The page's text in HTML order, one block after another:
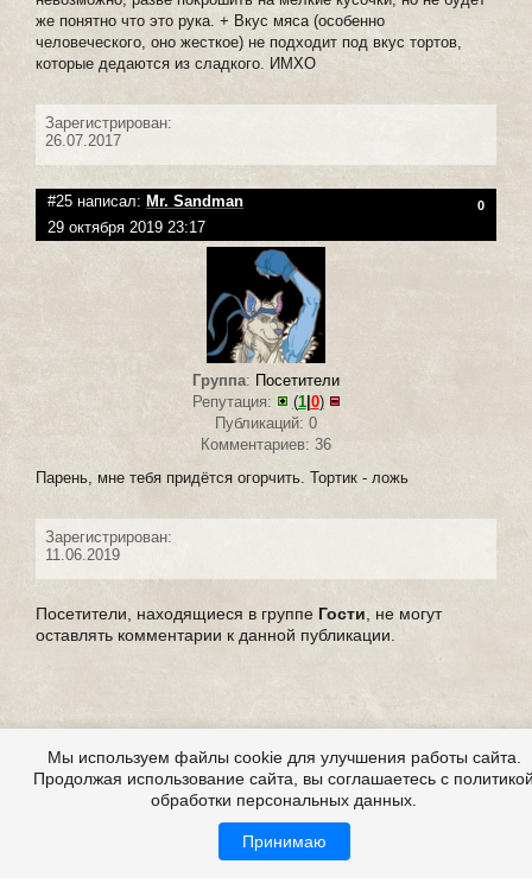
же понятно что это рука. + Вкус мяса (особенно
человеческого, оно жесткое) не подходит под вкус тортов,
которые дедаются из сладкого. ИМХО
Зарегистрирован:
26.07.2017
#25 написал: Mr. Sandman 0
29 октября 2019 23:17
Группа: Посетители
Репутация:
(1| 0)
Публикаций: 0
Комментариев: 36
Парень, мне тебя придётся огорчить. Тортик - ложь
Зарегистрирован:
11.06.2019
Посетители, находящиеся в группе Гости , не могут
оставлять комментарии к данной публикации.
Мы используем файлы cookie для улучшения работы сайта.
Продолжая использование сайта, вы соглашаетесь с
обработки персональных данных.
Принимаю